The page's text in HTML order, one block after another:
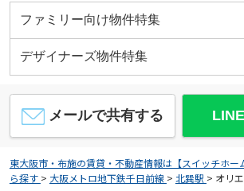
ファミリー向け物件特集
デザイナーズ物件特集
メールで共有する
東大阪市・布施の賃貸・不動産情報は【スイッチホー
ら探す > 大阪メトロ地下鉄千日前線 > 北巽駅 > オリ